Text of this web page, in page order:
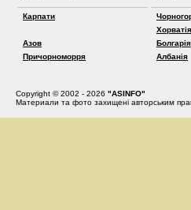
Карпати
Азов
Причорноморря
Хорватія
Болгарія
Албанія
Copyright © 2002 - 2026 "ASINFO"
Материали та фото захищені авторським